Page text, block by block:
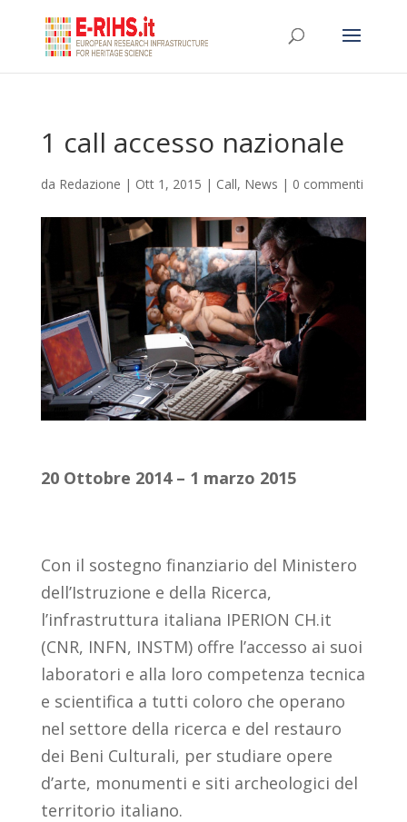
1 call accesso nazionale
da Redazione | Ott 1, 2015 | Call, News | 0 commenti
20 Ottobre 2014 – 1 marzo 2015
Con il sostegno finanziario del Ministero
dell’Istruzione e della Ricerca,
l’infrastruttura italiana IPERION CH.it
(CNR, INFN, INSTM) offre l’accesso ai suoi
laboratori e alla loro competenza tecnica
e scientifica a tutti coloro che operano
nel settore della ricerca e del restauro
dei Beni Culturali, per studiare opere
d’arte, monumenti e siti archeologici del
territorio italiano.